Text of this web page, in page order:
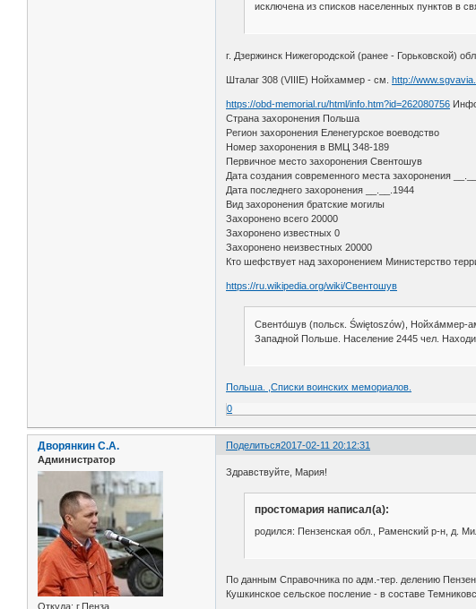
исключена из списков населенных пунктов в
г. Дзержинск Нижегородской (ранее - Горьковской)
Шталаг 308 (VIIIE) Нойхаммер - см.http://
https://obd-memorial.ru/html/info.htm?id=262080756
Страна захоронения Польша
Регион захоронения Еленегурское воеводство
Номер захоронения в ВМЦ З48-189
Первичное место захоронения Свентошув
Дата создания современного места захоронения
Дата последнего захоронения __.__.1944
Вид захоронения братские могилы
Захоронено всего 20000
Захоронено известных 0
Захоронено неизвестных 20000
Кто шефствует над захоронением Министерство
https://ru.wikipedia.org/wiki/Свентошув
Свенто́шув (польск. Świętoszów), Нойха́ммер-
Западной Польше. Население 2445 чел.
Польша. ,Списки воинских мемориалов.
0
Поделиться2017-02-11 20:12:31
Дворянкин С.А.
Администратор
Откуда: г.Пенза
Здравствуйте, Мария!
простомария написал(а):
родился: Пензенская обл., Раменский р-н, д.
По данным Справочника по адм.-тер. делению
Кушкинское сельское посление - в составе